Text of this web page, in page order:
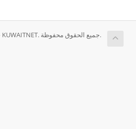
حقوق الطبع والنشر © 2026 KUWAITNET. جميع الحقوق محفوظة.